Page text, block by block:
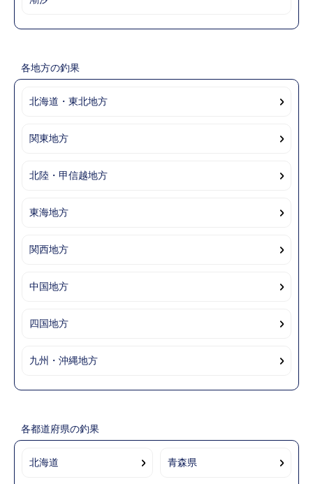
各地方の釣果
北海道・東北地方
関東地方
北陸・甲信越地方
東海地方
関西地方
中国地方
四国地方
九州・沖縄地方
各都道府県の釣果
北海道 青森県